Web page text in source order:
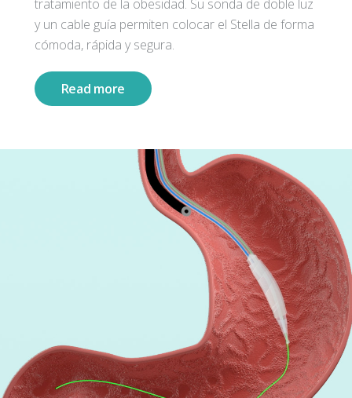
tratamiento de la obesidad. Su sonda de doble luz
y un cable guía permiten colocar el Stella de forma
cómoda, rápida y segura.
Read more